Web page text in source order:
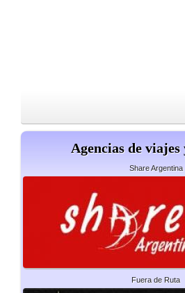
Agencias de
Share Argentina
Fuera de Ruta